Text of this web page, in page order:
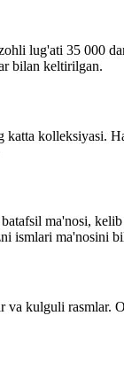
lug'ati 35 000
bilan keltirilgan.
katta kolleksiyasi.
ma'nosi,
ismlari ma'nosini
va kulguli rasmlar.